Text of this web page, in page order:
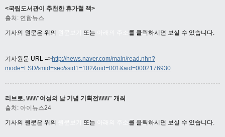
<국립도서관이 추천한 휴가철 책>
출처: 연합뉴스
기사의 원문은 위의 또는 를 클릭하시면 보실 수 있습니다.
기사원문 URL =>http://news.naver.com/main/read.nhn?
mode=LSD&mid=sec&sid1=102&oid=001&aid=0002176930
리브로, \\\\\\\"여성의 날 기념 기획전\\\\\\\" 개최
출처: 아이뉴스24
기사의 원문은 위의 또는 를 클릭하시면 보실 수 있습니다.